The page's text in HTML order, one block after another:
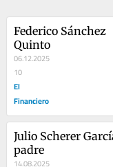
Federico Sánchez
Quinto
06.12.2025
10
El
Financiero
Julio Scherer
padre
14.08.2025